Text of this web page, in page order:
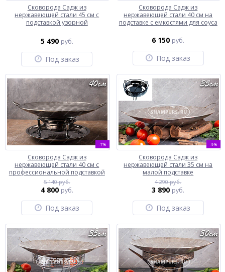
Сковорода Садж из
нержавеющей стали 45 см с
подставкой узорной
5 490 руб.
Под заказ
Сковорода Садж из
нержавеющей стали 40 см на
подставке с емкостями для соуса
6 150 руб.
Под заказ
-7%
Сковорода Садж из
нержавеющей стали 40 см с
профессиональной подставкой
5 140 руб.
4 800 руб.
Под заказ
-9%
Сковорода Садж из
нержавеющей стали 35 см на
малой подставке
4 290 руб.
3 890 руб.
Под заказ